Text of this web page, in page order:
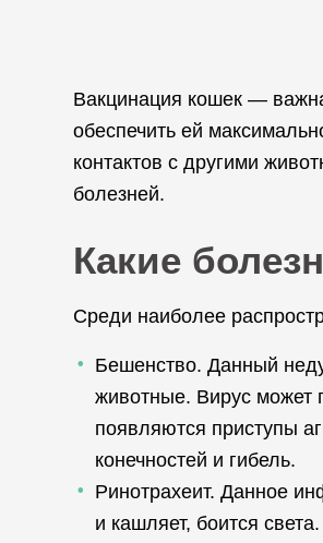
Вакцинация кошек —
обеспечить ей
контактов с другими
болезней.
Какие
Среди наиболее
Бешенство. Данный
животные. Вирус может
появляются приступы
конечностей и гибель.
Ринотрахеит. Данное
и кашляет, боится